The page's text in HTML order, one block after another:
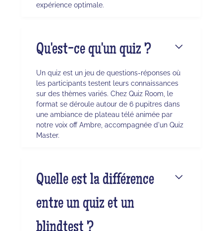
expérience optimale.
Qu'est-ce qu'un quiz ?
Un quiz est un jeu de questions-réponses où
les participants testent leurs connaissances
sur des thèmes variés. Chez Quiz Room, le
format se déroule autour de 6 pupitres dans
une ambiance de plateau télé animée par
notre voix off Ambre, accompagnée d'un Quiz
Master.
Quelle est la différence
entre un quiz et un